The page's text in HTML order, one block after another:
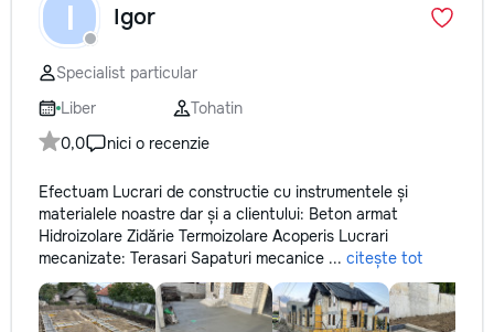
I Igor
Specialist particular
Liber
Tohatin
0,0
nici o recenzie
Efectuam Lucrari de constructie cu instrumentele și
materialele noastre dar și a clientului: Beton armat
Hidroizolare Zidărie Termoizolare Acoperis Lucrari
mecanizate: Terasari Sapaturi mecanice ... citește tot